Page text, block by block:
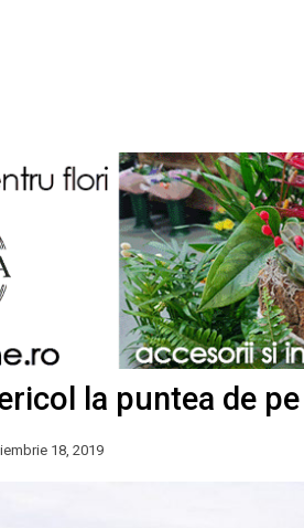
la puntea de
18, 2019